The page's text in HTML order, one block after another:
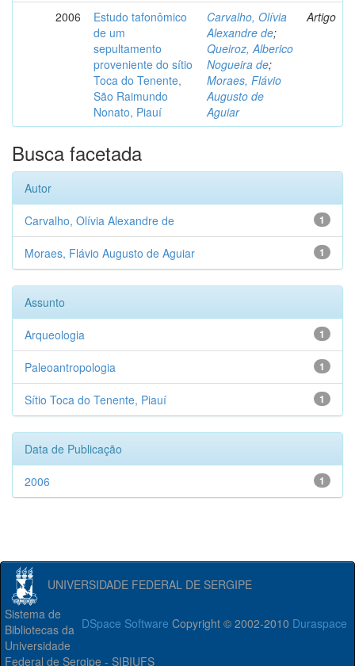
2006
Estudo tafonômico
de um
sepultamento
proveniente do sítio
Toca do Tenente,
São Raimundo
Nonato, Piauí
Carvalho, Olívia
Alexandre de;
Queiroz, Alberico
Nogueira de;
Moraes, Flávio
Augusto de
Aguiar
Artigo
Busca facetada
Autor
1
Carvalho, Olívia Alexandre de
1
Moraes, Flávio Augusto de Aguiar
Assunto
1
Arqueologia
1
Paleoantropologia
1
Sítio Toca do Tenente, Piauí
Data de Publicação
1
2006
UNIVERSIDADE FEDERAL DE SERGIPE
DSpace Software Copyright © 2002-2010 Duraspace
Sistema de
Bibliotecas da
Universidade
Federal de Sergipe - SIBIUFS